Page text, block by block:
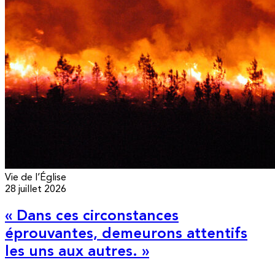
Vie de l’Église
28 juillet 2026
« Dans ces circonstances
éprouvantes, demeurons attentifs
les uns aux autres. »